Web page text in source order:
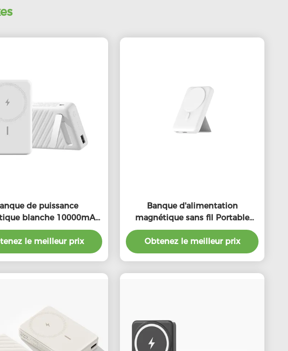
de puissance
blanche 10000mAh
magnétique portable
le meilleur prix
Banque d'alimentation
magnétique sans fil Portable
Magsafe Charger Banque
d'alimentation 10000mAh
Obtenez le meilleur prix